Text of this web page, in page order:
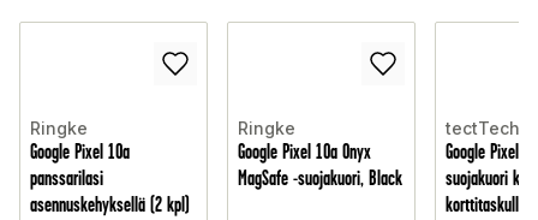
Ringke
Google Pixel 10a
panssarilasi
asennuskehyksellä (2 kpl)
Ringke
Google Pixel 10a Onyx
MagSafe -suojakuori, Black
tectTech
Google Pixel
suojakuori
korttitaskulla,